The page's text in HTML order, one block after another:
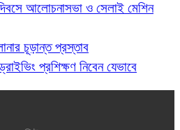
আলোচনাসভা ও সেলাই মেশিন
চূড়ান্ত প্রস্তাব
প্রশিক্ষণ নিবেন যেভাবে